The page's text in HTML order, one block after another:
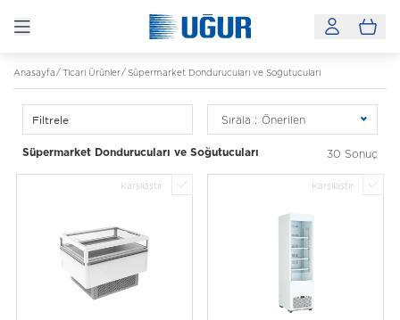
Anasayfa Ticari Ürünler Süpermarket Dondurucuları ve Soğutucuları
Filtrele Sırala : Önerilen
Süpermarket Dondurucuları ve Soğutucuları 30 Sonuç
Karşılaştır Karşılaştır